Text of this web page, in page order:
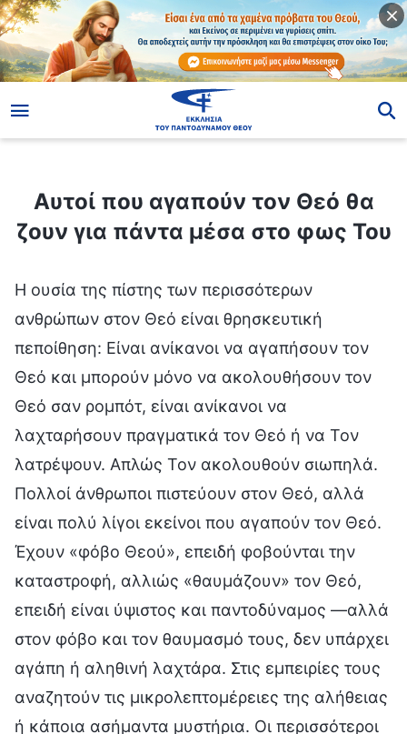
Αυτοί που αγαπούν τον Θεό θα
ζουν για πάντα μέσα στο φως Του
Η ουσία της πίστης των περισσότερων
ανθρώπων στον Θεό είναι θρησκευτική
πεποίθηση: Είναι ανίκανοι να αγαπήσουν τον
Θεό και μπορούν μόνο να ακολουθήσουν τον
Θεό σαν ρομπότ, είναι ανίκανοι να
λαχταρήσουν πραγματικά τον Θεό ή να Τον
λατρέψουν. Απλώς Τον ακολουθούν σιωπηλά.
Πολλοί άνθρωποι πιστεύουν στον Θεό, αλλά
είναι πολύ λίγοι εκείνοι που αγαπούν τον Θεό.
Έχουν «φόβο Θεού», επειδή φοβούνται την
καταστροφή, αλλιώς «θαυμάζουν» τον Θεό,
επειδή είναι ύψιστος και παντοδύναμος —αλλά
στον φόβο και τον θαυμασμό τους, δεν υπάρχει
αγάπη ή αληθινή λαχτάρα. Στις εμπειρίες τους
αναζητούν τις μικρολεπτομέρειες της αλήθειας
ή κάποια ασήμαντα μυστήρια. Οι περισσότεροι